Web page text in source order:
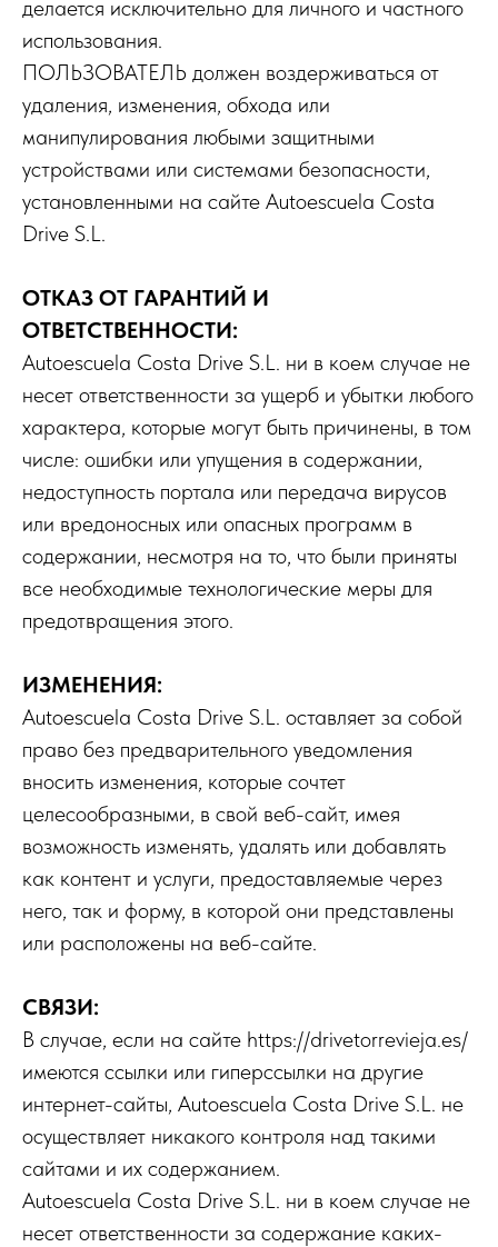
делается исключительно для личного и частного
использования.
ПОЛЬЗОВАТЕЛЬ должен воздерживаться от
удаления, изменения, обхода или
манипулирования любыми защитными
устройствами или системами безопасности,
установленными на сайте Autoescuela Costa
Drive S.L.
ОТКАЗ ОТ ГАРАНТИЙ И
ОТВЕТСТВЕННОСТИ:
Autoescuela Costa Drive S.L. ни в коем случае не
несет ответственности за ущерб и убытки любого
характера, которые могут быть причинены, в том
числе: ошибки или упущения в содержании,
недоступность портала или передача вирусов
или вредоносных или опасных программ в
содержании, несмотря на то, что были приняты
все необходимые технологические меры для
предотвращения этого.
ИЗМЕНЕНИЯ:
Autoescuela Costa Drive S.L. оставляет за собой
право без предварительного уведомления
вносить изменения, которые сочтет
целесообразными, в свой веб-сайт, имея
возможность изменять, удалять или добавлять
как контент и услуги, предоставляемые через
него, так и форму, в которой они представлены
или расположены на веб-сайте.
СВЯЗИ:
В случае, если на сайте https://drivetorrevieja.es/
имеются ссылки или гиперссылки на другие
интернет-сайты, Autoescuela Costa Drive S.L. не
осуществляет никакого контроля над такими
сайтами и их содержанием.
Autoescuela Costa Drive S.L. ни в коем случае не
несет ответственности за содержание каких-